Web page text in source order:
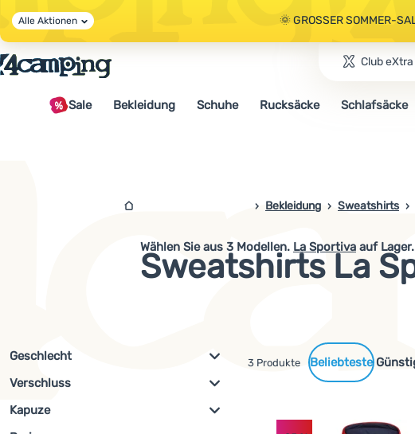
🌞 GROSSER SOMMER-
🤫 - 10 % AUF
🌞 GROSSER SOMMER-
Alle Aktionen
Club eXtra
Sale Bekleidung Schuhe Rucksäcke Schlafsäcke
4campingshop.de
Bekleidung Sweatshirts
Sweatshirts La
Wählen Sie aus 3 Modellen. La Sportiva auf Lager.
Gefundene
3 Produkte
Filterung nach Parametern und
Geschlecht
Herren
Verschluss
Durchgehender Reißverschluss 3)
Kapuze